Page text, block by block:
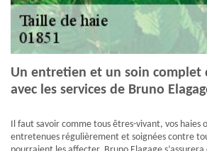
Un entretien et un soin complet
avec les services de Bruno
Il faut savoir comme tous êtres-vivant, vos haies
entretenues régulièrement et soignées contre